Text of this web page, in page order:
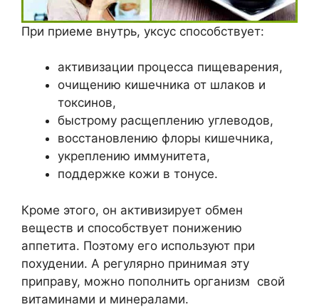
При приеме внутрь, уксус способствует:
активизации процесса пищеварения,
очищению кишечника от шлаков и
токсинов,
быстрому расщеплению углеводов,
восстановлению флоры кишечника,
укреплению иммунитета,
поддержке кожи в тонусе.
Кроме этого, он активизирует обмен
веществ и способствует понижению
аппетита. Поэтому его используют при
похудении. А регулярно принимая эту
приправу, можно пополнить организм свой
витаминами и минералами.